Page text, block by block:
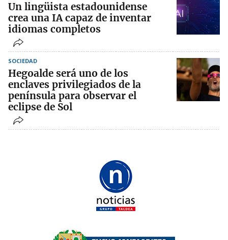
Un lingüista estadounidense
crea una IA capaz de inventar
idiomas completos
SOCIEDAD
Hegoalde será uno de los
enclaves privilegiados de la
península para observar el
eclipse de Sol